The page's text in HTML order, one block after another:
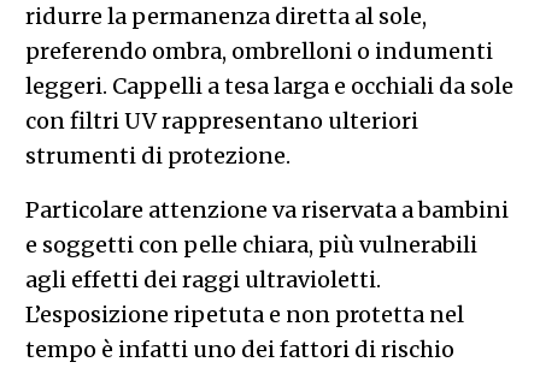
ridurre la permanenza diretta al sole,
preferendo ombra, ombrelloni o indumenti
leggeri. Cappelli a tesa larga e occhiali da sole
con filtri UV rappresentano ulteriori
strumenti di protezione.
Particolare attenzione va riservata a bambini
e soggetti con pelle chiara, più vulnerabili
agli effetti dei raggi ultravioletti.
L’esposizione ripetuta e non protetta nel
tempo è infatti uno dei fattori di rischio